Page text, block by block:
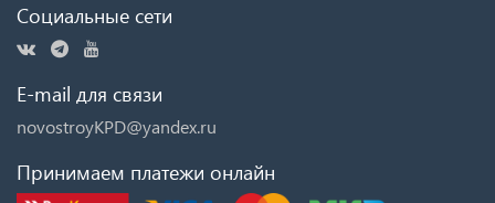
Социальные сети
E-mail для связи
novostroyKPD@yandex.ru
Принимаем платежи онлайн